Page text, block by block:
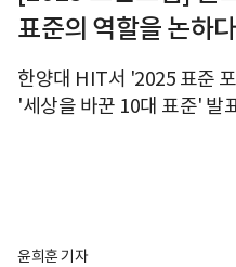
표준의 역할을 논하다
한양대 HIT서 '2025 표준
'세상을 바꾼 10대 표준' 발
윤희훈 기자